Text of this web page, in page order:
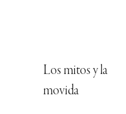
Los mitos y la
movida